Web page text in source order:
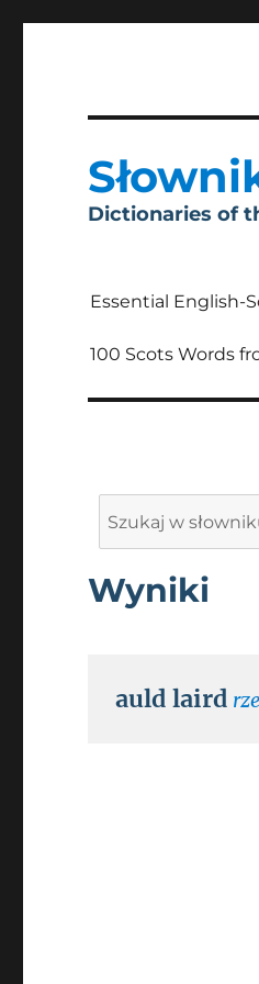
Dictionaries of
Essential English-
100 Scots Words
Wyniki
auld laird